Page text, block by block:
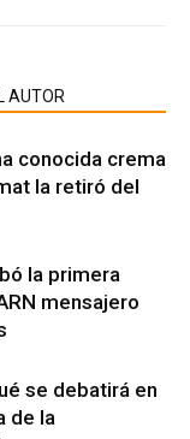
AUTOR
conocida crema
la retiró del
la primera
mensajero
se debatirá en
de la